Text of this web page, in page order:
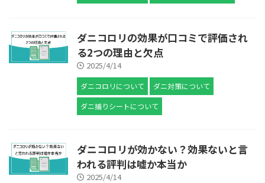
ダニコロリの効果が口コミで評価され
る2つの理由と欠点
2025/4/14
ダニコロリについて
ダニ対策について
ダニ捕りシートについて
ダニコロリが効かない？効果ないと言
われる評判は嘘か本当か
2025/4/14